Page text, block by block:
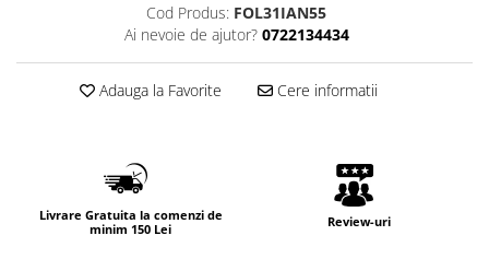
Cod Produs: FOL31IAN55
Ai nevoie de ajutor? 0722134434
Adauga la Favorite Cere informatii
Livrare Gratuita la comenzi de
minim 150 Lei
Review-uri